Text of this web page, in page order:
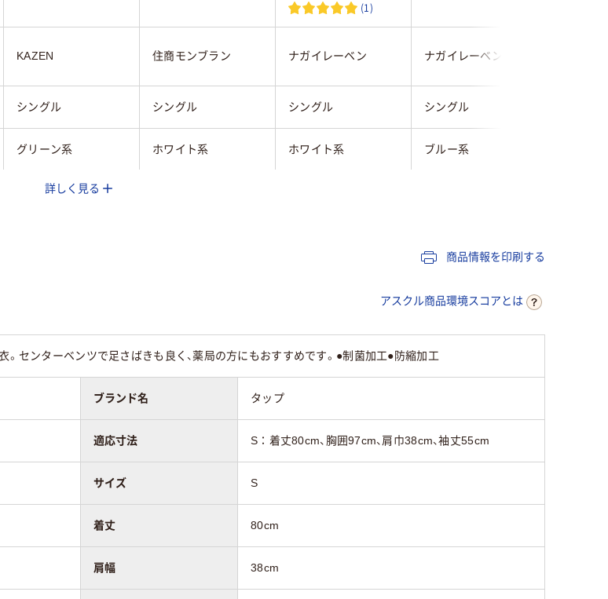
(1)
KAZEN 住商モンブラン ナガイレーベン ナガイレーベン
シングル シングル シングル シングル
グリーン系 ホワイト系 ホワイト系 ブルー系
41cm～45cm
詳しく見る
商品情報を印刷する
アスクル商品環境スコアとは
。センターベンツで足さばきも良く、薬局の方にもおすすめです。●制菌加工●防縮加工
ブランド名 タップ
適応寸法 S：着丈80cm、胸囲97cm、肩巾38cm、袖丈55cm
サイズ S
着丈 80cm
肩幅 38cm